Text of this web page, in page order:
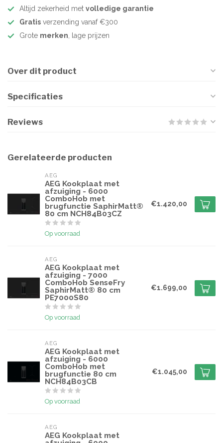
Altijd zekerheid met volledige garantie
Gratis verzending vanaf €300
Grote merken, lage prijzen
Over dit product
Specificaties
Reviews
Gerelateerde producten
AEG
AEG Kookplaat met
afzuiging - 6000
ComboHob met
brugfunctie SaphirMatt®
80 cm NCH84B03CZ
Op voorraad
€1.420,00
AEG
AEG Kookplaat met
afzuiging - 7000
ComboHob SenseFry
SaphirMatt® 80 cm
PE7000S80
Op voorraad
€1.699,00
AEG
AEG Kookplaat met
afzuiging - 6000
ComboHob met
brugfunctie 80 cm
NCH84B03CB
Op voorraad
€1.045,00
AEG
AEG Kookplaat met